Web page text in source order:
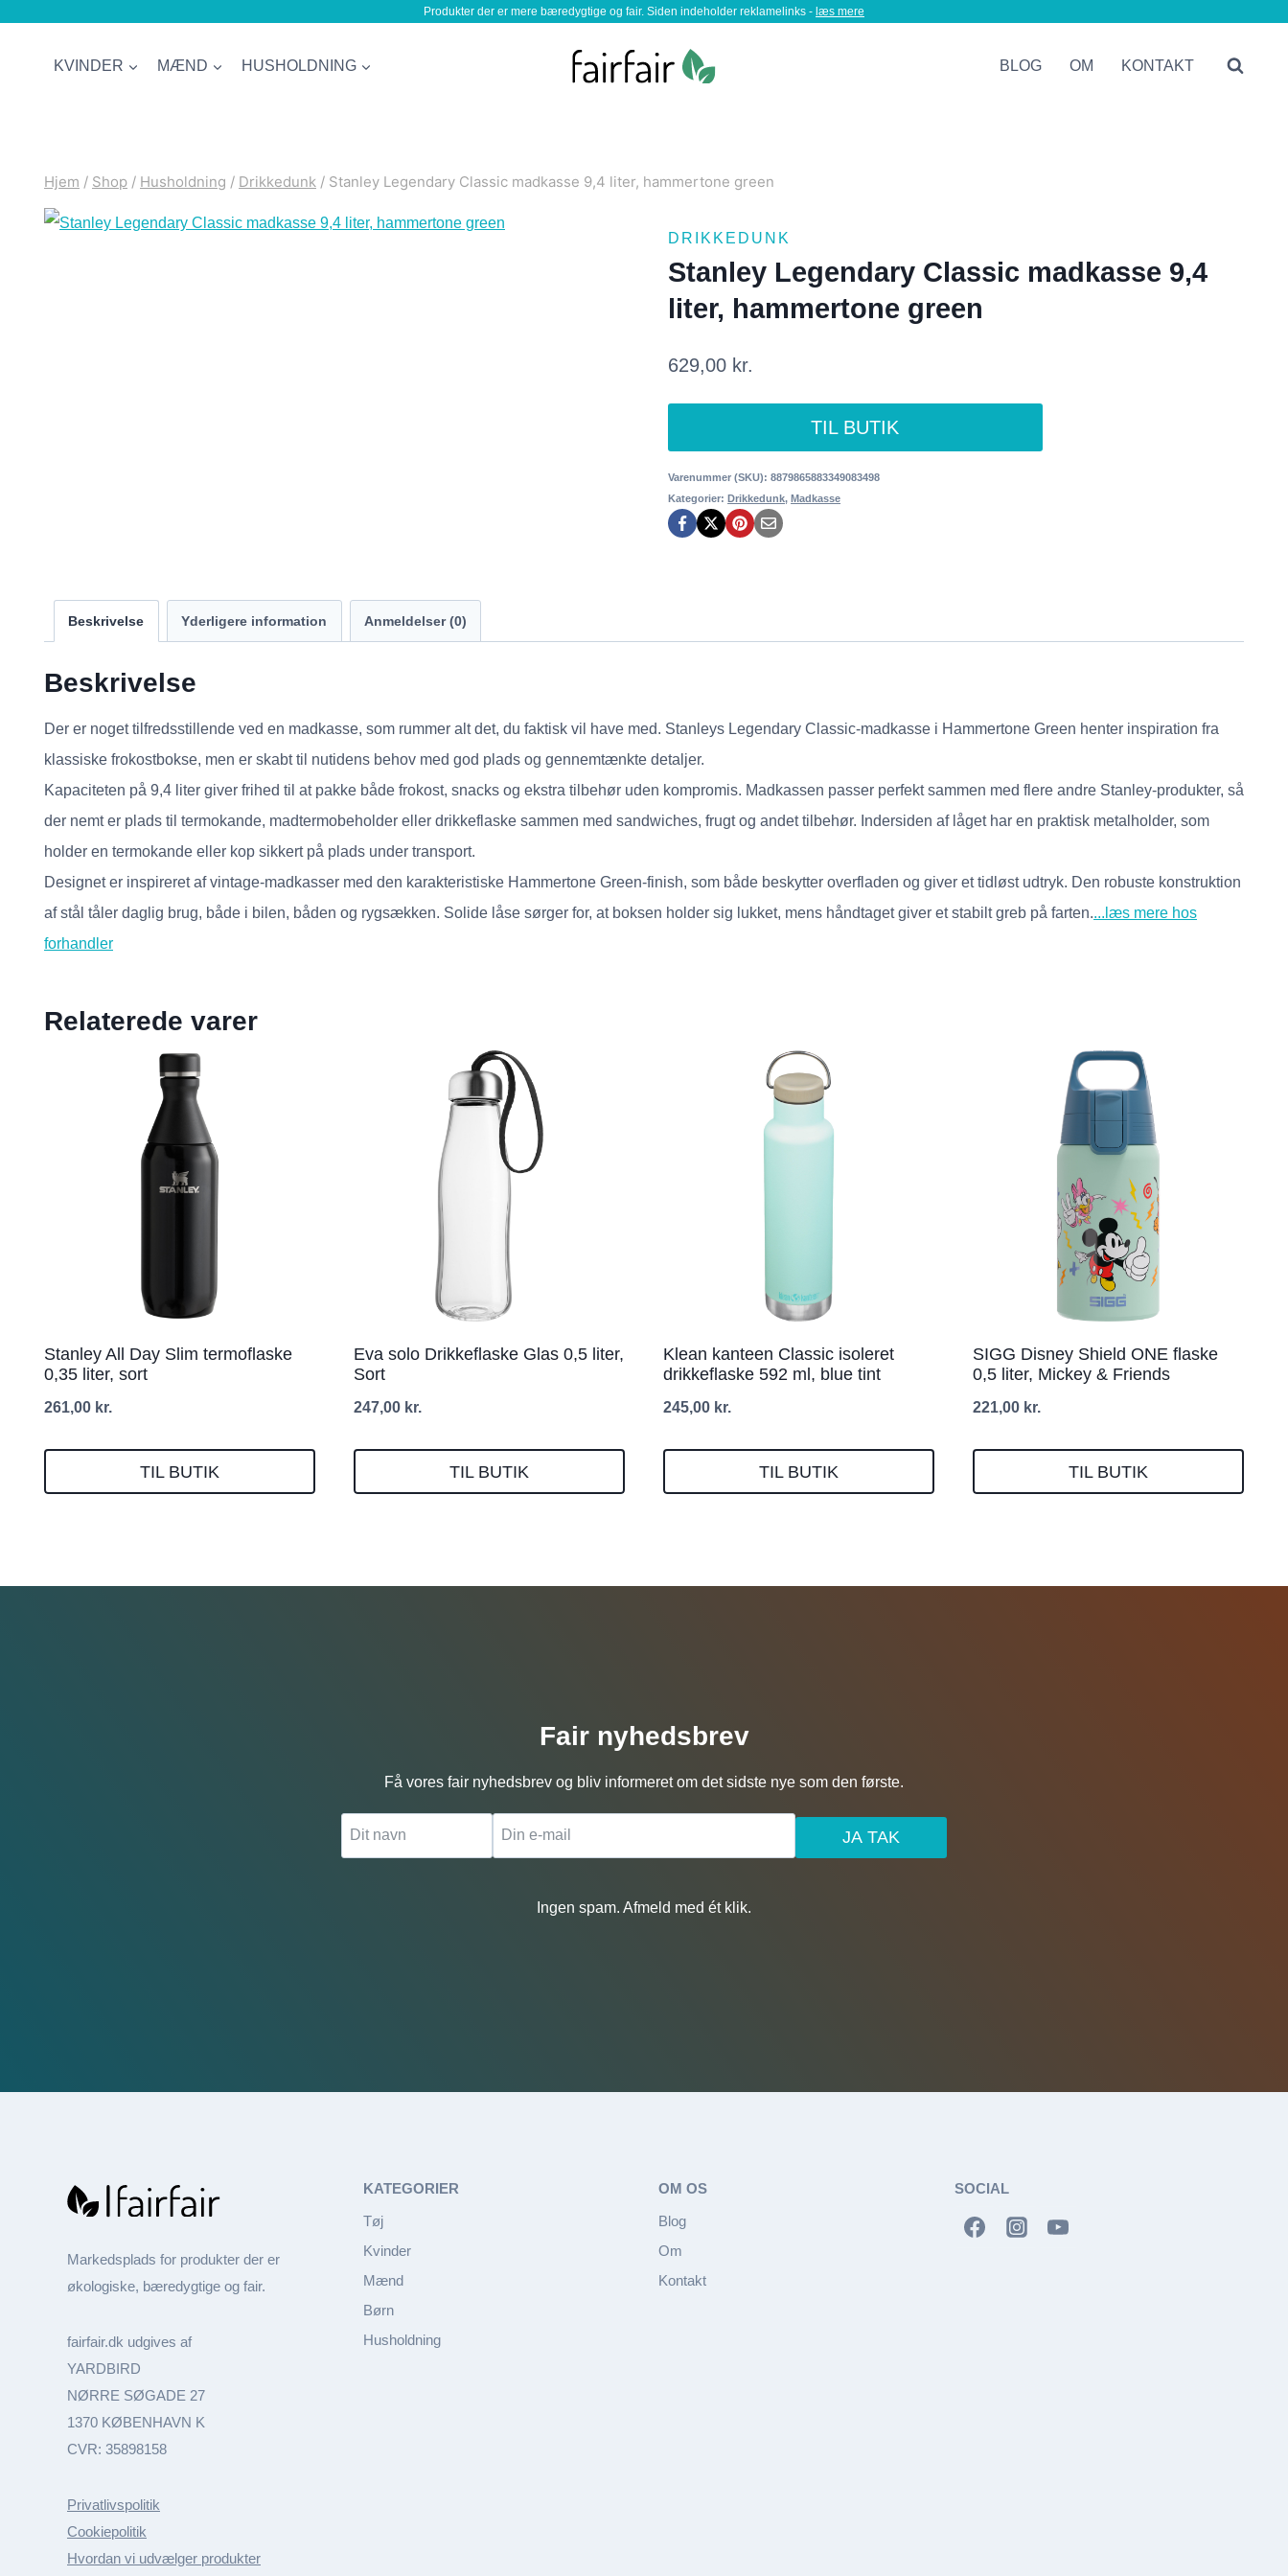
Produkter der er mere bæredygtige og fair. Siden indeholder reklamelinks - læs mere
KVINDER MÆND HUSHOLDNING BLOG OM KONTAKT
Hjem / Shop / Husholdning / Drikkedunk / Stanley Legendary Classic madkasse 9,4 liter, hammertone green
DRIKKEDUNK
Stanley Legendary Classic madkasse 9,4
liter, hammertone green
629,00 kr.
TIL BUTIK
Varenummer (SKU):8879865883349083498
Kategorier:Drikkedunk,Madkasse
Beskrivelse Yderligere information Anmeldelser (0)
Beskrivelse
Der er noget tilfredsstillende ved en madkasse, som rummer alt det, du faktisk vil have med. Stanleys Legendary Classic-madkasse i Hammertone Green henter inspiration fra
klassiske frokostbokse, men er skabt til nutidens behov med god plads og gennemtænkte detaljer.
Kapaciteten på 9,4 liter giver frihed til at pakke både frokost, snacks og ekstra tilbehør uden kompromis. Madkassen passer perfekt sammen med flere andre Stanley-produkter, så
der nemt er plads til termokande, madtermobeholder eller drikkeflaske sammen med sandwiches, frugt og andet tilbehør. Indersiden af låget har en praktisk metalholder, som
holder en termokande eller kop sikkert på plads under transport.
Designet er inspireret af vintage-madkasser med den karakteristiske Hammertone Green-finish, som både beskytter overfladen og giver et tidløst udtryk. Den robuste konstruktion
af stål tåler daglig brug, både i bilen, båden og rygsækken. Solide låse sørger for, at boksen holder sig lukket, mens håndtaget giver et stabilt greb på farten....læs mere hos
forhandler
Relaterede varer
Stanley All Day Slim termoflaske
0,35 liter, sort
261,00 kr.
TIL BUTIK
Eva solo Drikkeflaske Glas 0,5 liter,
Sort
247,00 kr.
TIL BUTIK
Klean kanteen Classic isoleret
drikkeflaske 592 ml, blue tint
245,00 kr.
TIL BUTIK
SIGG Disney Shield ONE flaske
0,5 liter, Mickey & Friends
221,00 kr.
TIL BUTIK
Fair nyhedsbrev
Få vores fair nyhedsbrev og bliv informeret om det sidste nye som den første.
JA TAK
Ingen spam. Afmeld med ét klik.
Markedsplads for produkter der er
økologiske, bæredygtige og fair.
fairfair.dk udgives af
YARDBIRD
NØRRE SØGADE 27
1370 KØBENHAVN K
CVR: 35898158
Privatlivspolitik
Cookiepolitik
Hvordan vi udvælger produkter
KATEGORIER
Tøj
Kvinder
Mænd
Børn
Husholdning
OM OS
Blog
Om
Kontakt
SOCIAL